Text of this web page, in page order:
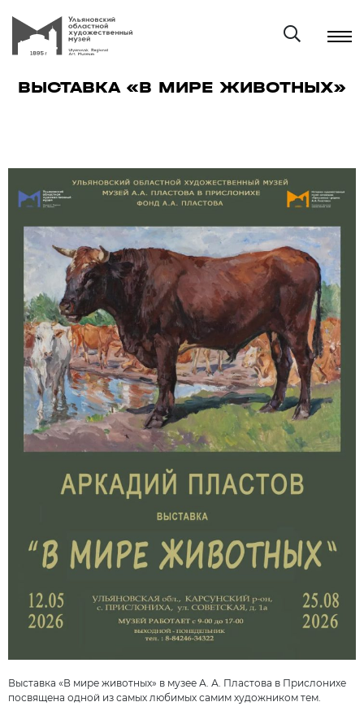
ВЫСТАВКА «В МИРЕ ЖИВОТНЫХ»
Выставка «В мире животных» в музее А. А. Пластова в Прислонихе
посвящена одной из самых любимых самим художником тем.